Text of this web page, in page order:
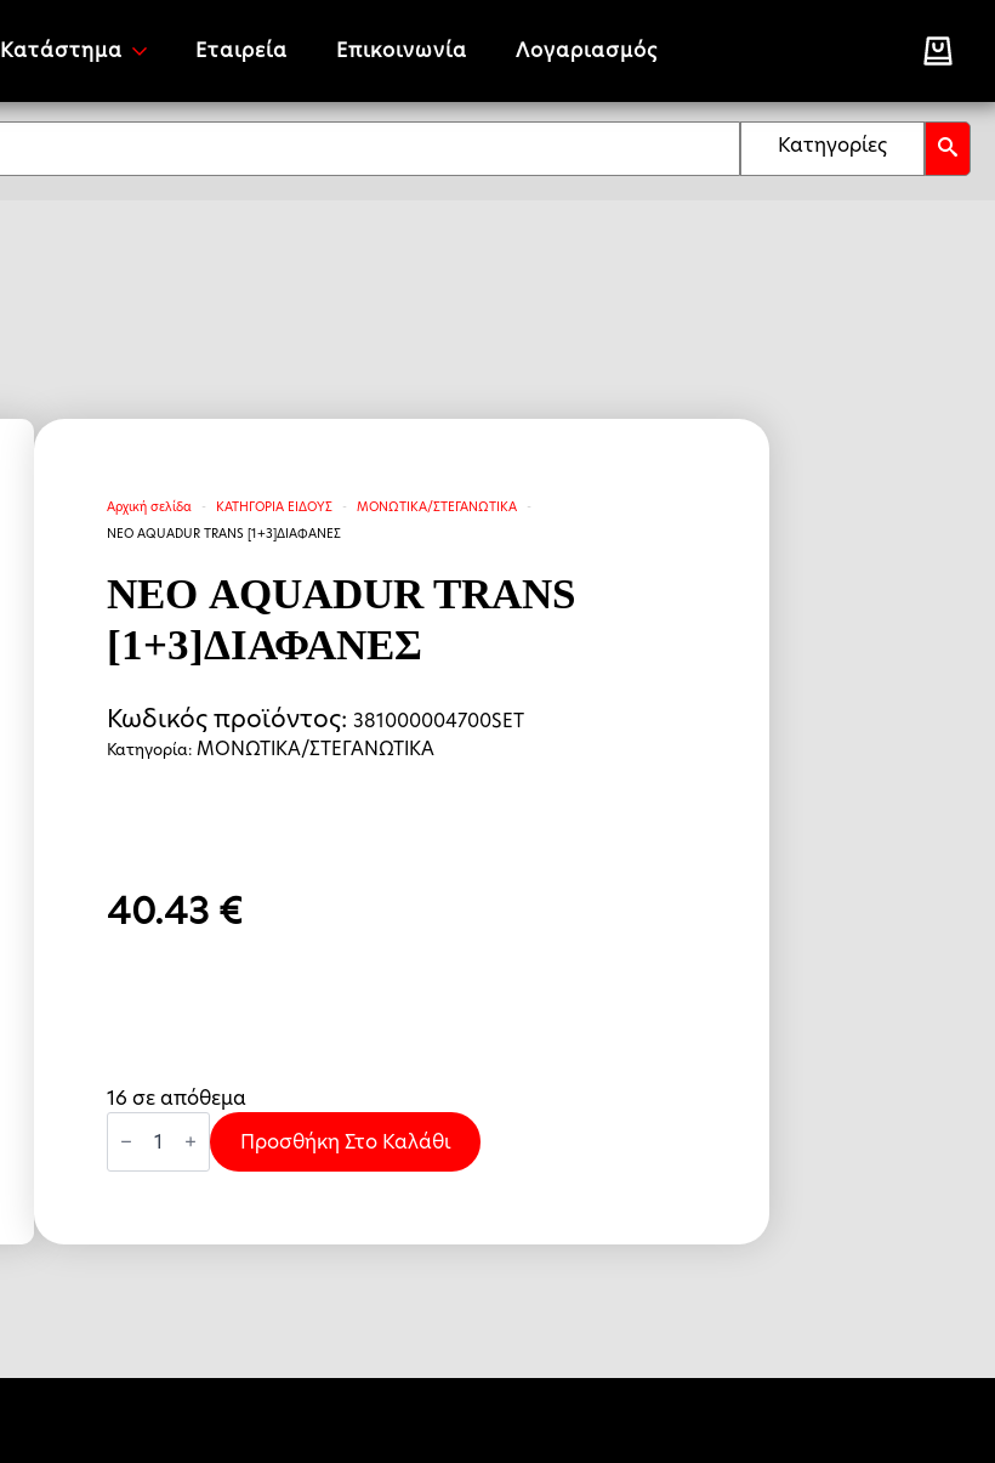
Κατάστημα Εταιρεία Επικοινωνία Λογαριασμός
Κατηγορίες
Αρχική σελίδα ΚΑΤΗΓΟΡΙΑ ΕΙΔΟΥΣ
ΜΟΝΩΤΙΚΑ/ΣΤΕΓΑΝΩΤΙΚΑ
ΝΕΟ AQUADUR TRANS [1+3]ΔΙΑΦΑΝΕΣ
ΝΕΟ AQUADUR TRANS
[1+3]ΔΙΑΦΑΝΕΣ
Κωδικός προϊόντος: 381000004700SET
Κατηγορία:ΜΟΝΩΤΙΚΑ/ΣΤΕΓΑΝΩΤΙΚΑ
40.43 €
16 σε απόθεμα
ΝΕΟ
AQUADUR
[1+3]ΔΙΑΦΑΝΕΣ
Προσθήκη Στο Καλάθι